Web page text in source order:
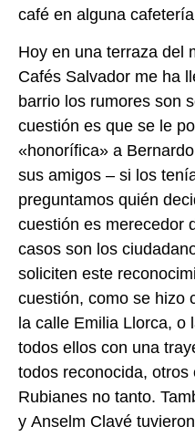
café en alguna
Hoy en una terraza del
Cafés Salvador me ha
barrio los rumores son
cuestión es que se le
«honorífica» a
sus amigos – si los
preguntamos quién
cuestión es merecedor
casos son los
soliciten este
cuestión, como se hizo
la calle Emilia Llorca, o
todos ellos con una
todos reconocida, otros
Rubianes no tanto.
y Anselm Clavé